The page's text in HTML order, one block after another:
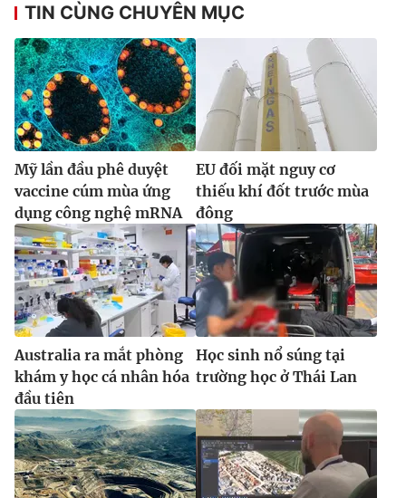
TIN CÙNG CHUYÊN MỤC
Mỹ lần đầu phê duyệt
vaccine cúm mùa ứng
dụng công nghệ mRNA
EU đối mặt nguy cơ
thiếu khí đốt trước mùa
đông
Australia ra mắt phòng
khám y học cá nhân hóa
đầu tiên
Học sinh nổ súng tại
trường học ở Thái Lan